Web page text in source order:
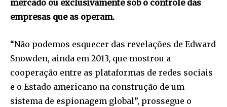
mercado ou exclusivamente sob o controle das
empresas que as operam.
“Não podemos esquecer das revelações de Edward
Snowden, ainda em 2013, que mostrou a
cooperação entre as plataformas de redes sociais
e o Estado americano na construção de um
sistema de espionagem global”, prossegue o